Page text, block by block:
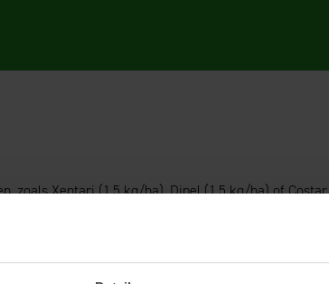
zoals Xentari (1,5 kg/ha), Dipel (1,5 kg/ha) of
Exirel en Minecto hebben een werking
praktijk nodig zijn voor de bestrijding van Suzuki.